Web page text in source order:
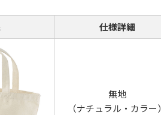
仕様詳細
無地
（ナチュラル・カラー）